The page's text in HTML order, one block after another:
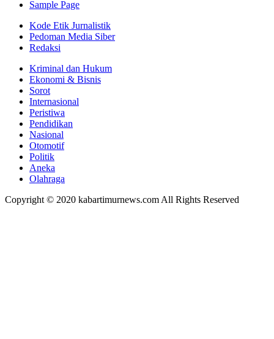
Sample Page
Kode Etik Jurnalistik
Pedoman Media Siber
Redaksi
Kriminal dan Hukum
Ekonomi & Bisnis
Sorot
Internasional
Peristiwa
Pendidikan
Nasional
Otomotif
Politik
Aneka
Olahraga
Copyright © 2020 kabartimurnews.com All Rights Reserved